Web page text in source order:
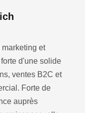
et
d'une solide
ventes B2C et
Forte de
auprès